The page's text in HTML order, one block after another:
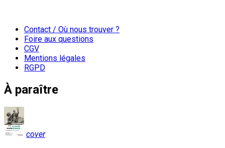
Contact / Où nous trouver ?
Foire aux questions
CGV
Mentions légales
RGPD
À paraître
cover